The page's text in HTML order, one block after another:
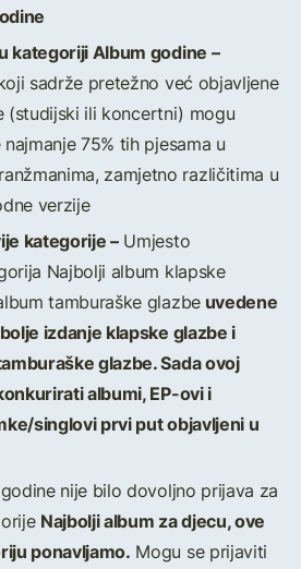
kategoriji Album godine –
sadrže pretežno već objavljene
(studijski ili koncertni) mogu
75% tih pjesama u
zamjetno različitima u
verzije
kategorije –Umjesto
Najbolji album klapske
tamburaške glazbeuvedene
izdanje klapske glazbe i
glazbe. Sada ovoj
albumi, EP-ovi i
singlovi prvi put objavljeni u
nije bilo dovoljno prijava za
Najbolji album za djecu, ove
ponavljamo. Mogu se prijaviti